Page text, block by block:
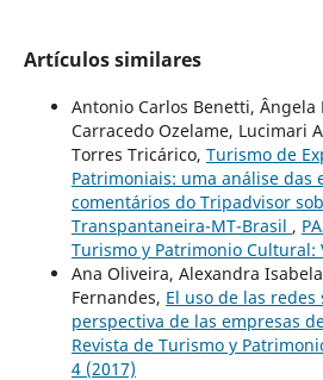
Artículos similares
Antonio Carlos Benetti, Ângela
Carracedo Ozelame, Lucimari
Torres Tricárico, Turismo de
Patrimoniais: uma análise das
comentários do Tripadvisor
Transpantaneira-MT-Brasil ,
Turismo y Patrimonio Cultural:
Ana Oliveira, Alexandra
Fernandes, El uso de las redes
perspectiva de las empresas
Revista de Turismo y
4 (2017)